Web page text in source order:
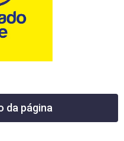
da página